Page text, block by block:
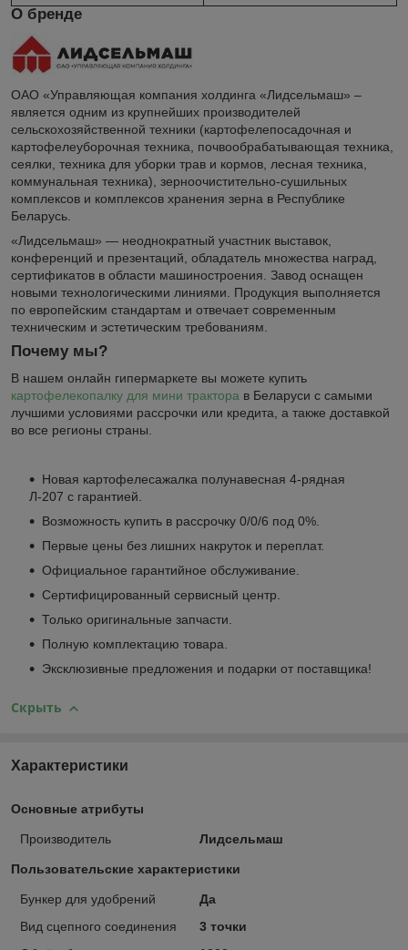
О бренде
ОАО «Управляющая компания холдинга «Лидсельмаш» –
является одним из крупнейших производителей
сельскохозяйственной техники (картофелепосадочная и
картофелеуборочная техника, почвообрабатывающая техника,
сеялки, техника для уборки трав и кормов, лесная техника,
коммунальная техника), зерноочистительно-сушильных
комплексов и комплексов хранения зерна в Республике
Беларусь.
«Лидсельмаш» — неоднократный участник выставок,
конференций и презентаций, обладатель множества наград,
сертификатов в области машиностроения. Завод оснащен
новыми технологическими линиями. Продукция выполняется
по европейским стандартам и отвечает современным
техническим и эстетическим требованиям.
Почему мы?
В нашем онлайн гипермаркете вы можете купить
картофелекопалку для мини трактора в Беларуси с самыми
лучшими условиями рассрочки или кредита, а также доставкой
во все регионы страны.
Новая картофелесажалка полунавесная 4-рядная
Л-207 с гарантией.
Возможность купить в рассрочку 0/0/6 под 0%.
Первые цены без лишних накруток и переплат.
Официальное гарантийное обслуживание.
Сертифицированный сервисный центр.
Только оригинальные запчасти.
Полную комплектацию товара.
Эксклюзивные предложения и подарки от поставщика!
Скрыть
Характеристики
Основные атрибуты
Производитель Лидсельмаш
Пользовательские характеристики
Бункер для удобрений
Да
Вид сцепного соединения
3 точки